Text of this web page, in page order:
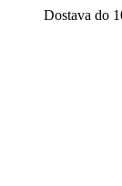
Dostava do